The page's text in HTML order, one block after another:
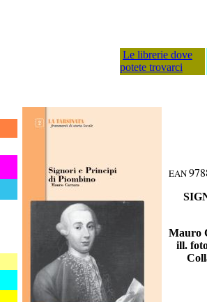
Le librerie dove
potete trovarci
EAN
Mauro
ill.